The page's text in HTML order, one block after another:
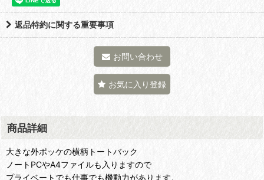
返品特約に関する重要事項
お問い合わせ
お気に入り登録
商品詳細
大きな外ポッケの横柄トートバック
ノートPCやA4ファイルも入りますので
プライベートでも仕事でも機動力があります。